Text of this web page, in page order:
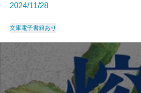
2024/11/28
文庫電子書籍あり